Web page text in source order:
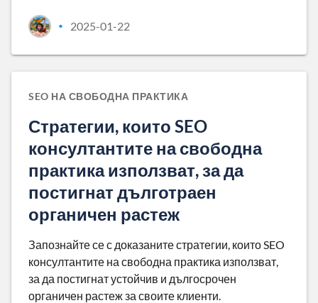
• 2025-01-22
SEO НА СВОБОДНА ПРАКТИКА
Стратегии, които SEO
консултантите на свободна
практика използват, за да
постигнат дълготраен
органичен растеж
Запознайте се с доказаните стратегии, които SEO
консултантите на свободна практика използват,
за да постигнат устойчив и дългосрочен
органичен растеж за своите клиенти.